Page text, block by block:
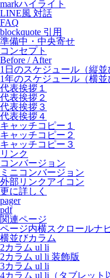
markハイライト
LINE風 対話
FAQ
blockquote 引用
準備中・中央寄せ
コンセプト
Before / After
1日のスケジュール（縦並
1年のスケジュール（横並
代表挨拶１
代表挨拶２
代表挨拶３
代表挨拶４
キャッチコピー１
キャッチコピー２
キャッチコピー３
リンク
コンバージョン
ミニコンバージョン
外部リンクアイコン
更に詳しく
pager
pdf
関連ページ
ページ内横スクロールナ
横並びカラム
2カラム ul li
2カラム ul li 装飾版
3カラム ul li
4カラム ul li（タブレット